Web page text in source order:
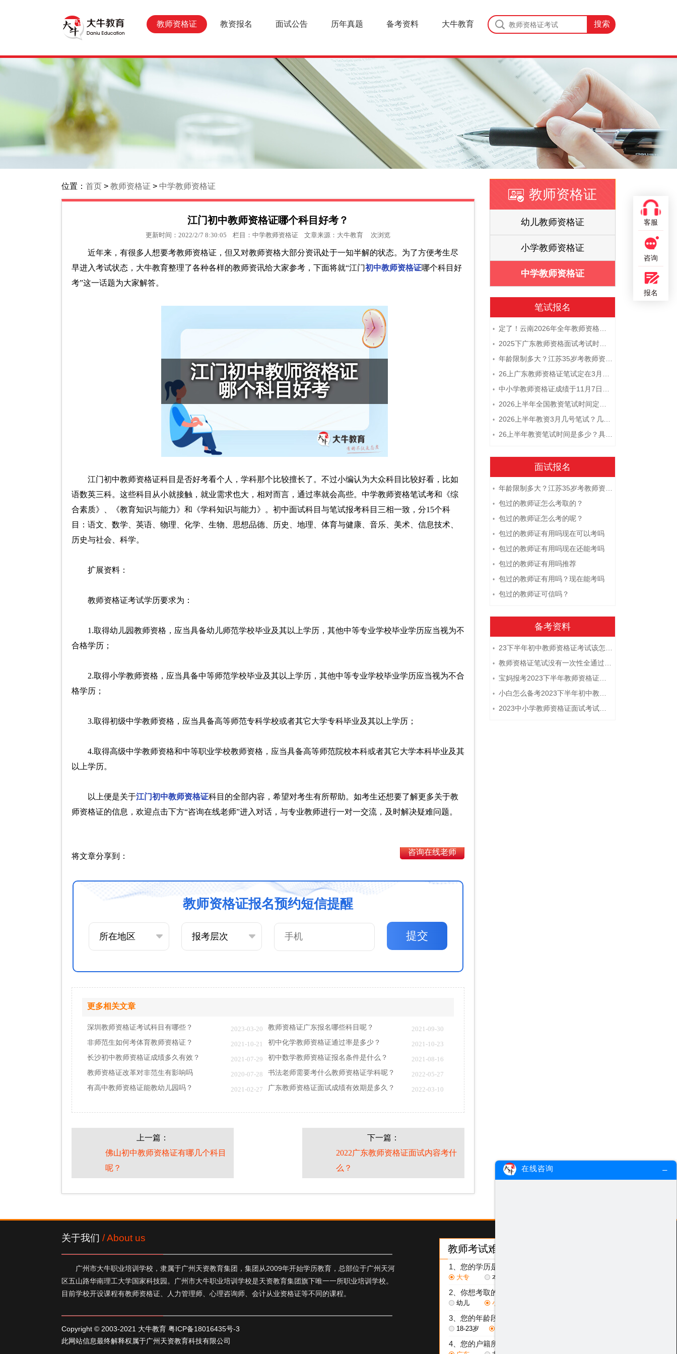
教师资格证 教资报名 面试公告 历年真题 备考资料 大牛教育
位置： 首页 > 教师资格证 > 中学教师资格证
江门初中教师资格证哪个科目好考？
更新时间：2022/2/7 8:30:05 栏目：中学教师资格证 文章来源： 大牛教育 次浏览
近年来，有很多人想要考教师资格证，但又对教师资格大部分资讯处于一知半解的状态。为了方便考生尽
早进入考试状态，大牛教育整理了各种各样的教师资讯给大家参考，下面将就“江门初中教师资格证哪个科目好
考”这一话题为大家解答。
江门初中教师资格证科目是否好考看个人，学科那个比较擅长了。不过小编认为大众科目比较好看，比如
语数英三科。这些科目从小就接触，就业需求也大，相对而言，通过率就会高些。中学教师资格笔试考和《综
合素质》、《教育知识与能力》和《学科知识与能力》。初中面试科目与笔试报考科目三相一致，分15个科
目：语文、数学、英语、物理、化学、生物、思想品德、历史、地理、体育与健康、音乐、美术、信息技术、
历史与社会、科学。
扩展资料：
教师资格证考试学历要求为：
1.取得幼儿园教师资格，应当具备幼儿师范学校毕业及其以上学历，其他中等专业学校毕业学历应当视为不
合格学历；
2.取得小学教师资格，应当具备中等师范学校毕业及其以上学历，其他中等专业学校毕业学历应当视为不合
格学历；
3.取得初级中学教师资格，应当具备高等师范专科学校或者其它大学专科毕业及其以上学历；
4.取得高级中学教师资格和中等职业学校教师资格，应当具备高等师范院校本科或者其它大学本科毕业及其
以上学历。
以上便是关于江门初中教师资格证科目的全部内容，希望对考生有所帮助。如考生还想要了解更多关于教
师资格证的信息，欢迎点击下方“咨询在线老师”进入对话，与专业教师进行一对一交流，及时解决疑难问题。
将文章分享到： 咨询在线老师
教师资格证报名预约短信提醒
提交
更多相关文章
深圳教师资格证考试科目有哪些？ 2023-03-20 教师资格证广东报名哪些科目呢？
2021-09-30
非师范生如何考体育教师资格证？
2021-10-21 初中化学教师资格证通过率是多少？
2021-10-23
长沙初中教师资格证成绩多久有效？
2021-07-29 初中数学教师资格证报名条件是什么？
2021-08-16
教师资格证改革对非范生有影响吗
2020-07-28 书法老师需要考什么教师资格证学科呢？
2022-05-27
有高中教师资格证能教幼儿园吗？
2021-02-27 广东教师资格证面试成绩有效期是多久？ 2022-03-10
上一篇：
佛山初中教师资格证有哪几个科目
呢？
下一篇：
2022广东教师资格证面试内容考什
么？
教师资格证
幼儿教师资格证
小学教师资格证
小学教师资格证
中学教师资格证
中学教师资格证
笔试报名
• 定了！云南2026年全年教师资格证考试日程大公开！
• 2025下广东教师资格面试考试时间及科目内容（怎么考）
• 年龄限制多大？江苏35岁考教师资格证晚吗？
• 26上广东教师资格证笔试定在3月7日！附考试指南
• 中小学教师资格证成绩于11月7日10点查！
• 2026上半年全国教资笔试时间定档！
• 2026上半年教资3月几号笔试？几点开考
• 26上半年教资笔试时间是多少？具体安排表一览
面试报名
• 年龄限制多大？江苏35岁考教师资格证晚吗？
• 包过的教师证怎么考取的？
• 包过的教师证怎么考的呢？
• 包过的教师证有用吗现在可以考吗
• 包过的教师证有用吗现在还能考吗
• 包过的教师证有用吗推荐
• 包过的教师证有用吗？现在能考吗
• 包过的教师证可信吗？
备考资料
• 23下半年初中教师资格证考试该怎么复习？
• 教师资格证笔试没有一次性全通过下次需要重新报考吗？
• 宝妈报考2023下半年教师资格证需要报班备考吗？
• 小白怎么备考2023下半年初中教师资格证笔试？
• 2023中小学教师资格证面试考试注意事项
关于我们 / About us
广州市大牛职业培训学校，隶属于广州天资教育集团，集团从2009年开始学历教育，总部位于广州天河
区五山路华南理工大学国家科技园。广州市大牛职业培训学校是天资教育集团旗下唯一一所职业培训学校。
目前学校开设课程有教师资格证、人力管理师、心理咨询师、会计从业资格证等不同的课程。
Copyright © 2003-2021 大牛教育 粤ICP备18016435号-3
此网站信息最终解释权属于广州天资教育科技有限公司
教师考试难度测评
1、您的学历是？
大专 本科
2、你想考取的教师层次是？
幼儿 小学
3、您的年龄段是？
18-23岁
4、您的户籍所在地是？
客服
咨询
报名
在线咨询